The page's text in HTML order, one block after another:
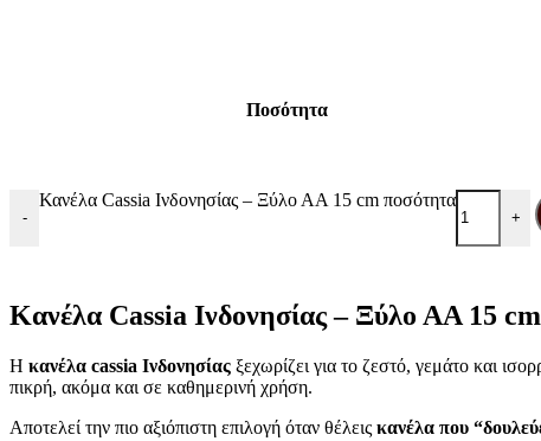
Ποσότητα
-
Κανέλα Cassia Ινδονησίας – Ξύλο ΑΑ 15 cm ποσότητα
+
Κανέλα Cassia Ινδονησίας – Ξύλο ΑΑ 15 cm
Η κανέλα cassia Ινδονησίας ξεχωρίζει για το ζεστό, γεμάτο και
πικρή, ακόμα και σε καθημερινή χρήση.
Αποτελεί την πιο αξιόπιστη επιλογή όταν θέλεις κανέλα που